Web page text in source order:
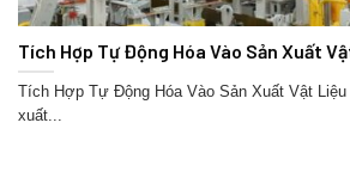
Tích Hợp Tự Động Hóa Vào Sản Xuất
Tích Hợp Tự Động Hóa Vào Sản Xuất Vật
xuất...